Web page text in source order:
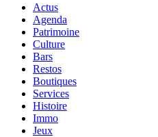
Actus
Agenda
Patrimoine
Culture
Bars
Restos
Boutiques
Services
Histoire
Immo
Jeux